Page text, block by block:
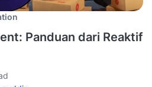
Panduan dari Reaktif